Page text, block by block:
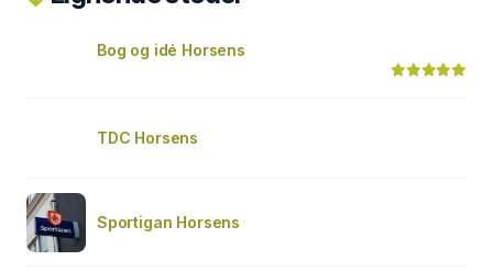
Bog og idé Horsens
TDC Horsens
Sportigan Horsens